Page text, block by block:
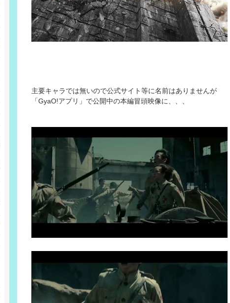
主要キャラでは無いので公式サイト等に名前はありませんが
「GyaO!アプリ」で公開中の本編冒頭映像に、、、